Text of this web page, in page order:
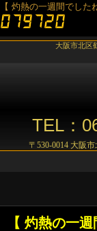
【 灼熱の一週間でし
大阪市北区
TEL：
〒530-0014 大阪
【 灼熱の一